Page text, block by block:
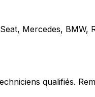
Mercedes, BMW,
qualifiés.